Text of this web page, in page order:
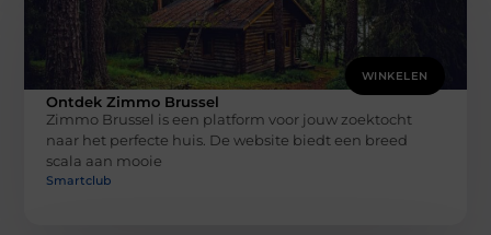
WINKELEN
Ontdek Zimmo Brussel
Zimmo Brussel is een platform voor jouw zoektocht
naar het perfecte huis. De website biedt een breed
scala aan mooie
Smartclub